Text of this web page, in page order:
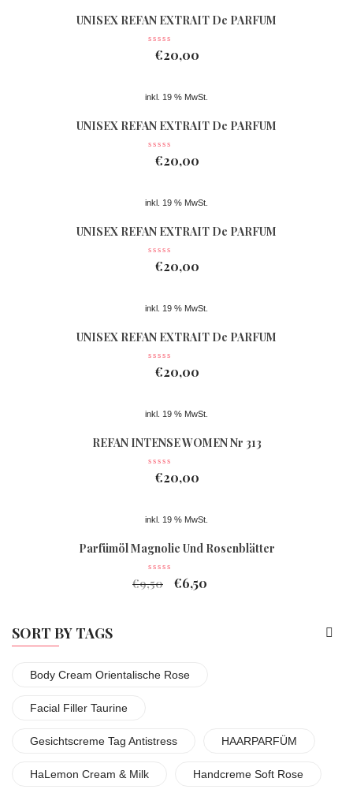
UNISEX REFAN EXTRAIT De PARFUM
Nr 361
€20,00
inkl. 19 % MwSt.
UNISEX REFAN EXTRAIT De PARFUM
Nr 362
€20,00
inkl. 19 % MwSt.
UNISEX REFAN EXTRAIT De PARFUM
Nr 074
€20,00
inkl. 19 % MwSt.
UNISEX REFAN EXTRAIT De PARFUM
Nr 363
€20,00
inkl. 19 % MwSt.
REFAN INTENSE WOMEN Nr 313
€20,00
inkl. 19 % MwSt.
Parfümöl Magnolie Und Rosenblätter
€9,50 €6,50
SORT BY TAGS
Body Cream Orientalische Rose
Facial Filler Taurine
Gesichtscreme Tag Antistress HAARPARFÜM
HaLemon Cream & Milk Handcreme Soft Rose